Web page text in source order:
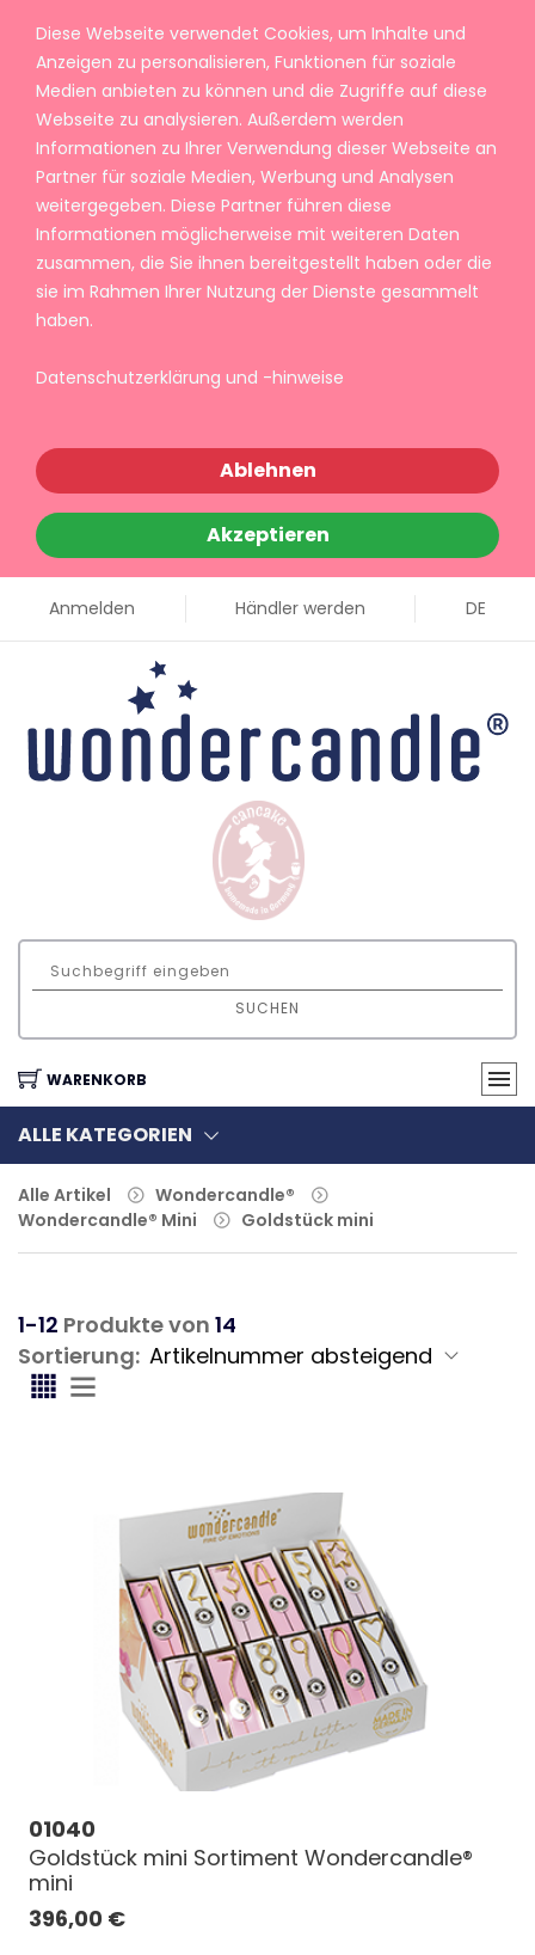
Diese Webseite verwendet Cookies, um Inhalte und
Anzeigen zu personalisieren, Funktionen für soziale
Medien anbieten zu können und die Zugriffe auf diese
Webseite zu analysieren. Außerdem werden
Informationen zu Ihrer Verwendung dieser Webseite an
Partner für soziale Medien, Werbung und Analysen
weitergegeben. Diese Partner führen diese
Informationen möglicherweise mit weiteren Daten
zusammen, die Sie ihnen bereitgestellt haben oder die
sie im Rahmen Ihrer Nutzung der Dienste gesammelt
haben.
Datenschutzerklärung und -hinweise
Ablehnen
Akzeptieren
Anmelden Händler werden DE
SUCHEN
WARENKORB
ALLE KATEGORIEN
Alle Artikel
Wondercandle®
Wondercandle® Mini
Goldstück mini
1-12 Produkte von 14
Sortierung:
01040
Goldstück mini Sortiment Wondercandle®
mini
396,00 €